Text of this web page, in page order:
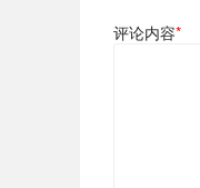
评论内容*